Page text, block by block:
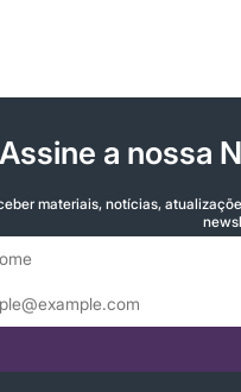
Assine a nossa
materiais, notícias,